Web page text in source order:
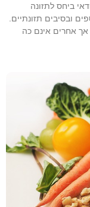
ביחס לתזונה
ובסיבים תזונתיים.
אחרים אינם כה